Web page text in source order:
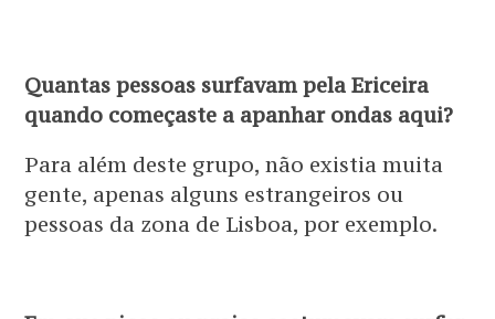
Quantas pessoas surfavam pela Ericeira
quando começaste a apanhar ondas aqui?
Para além deste grupo, não existia muita
gente, apenas alguns estrangeiros ou
pessoas da zona de Lisboa, por exemplo.